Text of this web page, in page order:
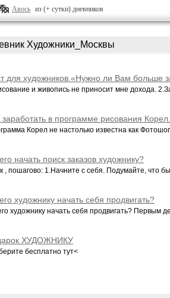
Авось из (+ сутки) дневников
Художники_Москвы
для художников.«Нужно ли Вам больше
и живопись не приносит мне дохода.
заработать в программе рисования Корел.
Корел не настолько известна как
начать поиск заказов художнику?
, пошагово: 1.Начните с себя. Подумайте, что
художнику начать себя продвигать?
художнику начать себя продвигать? Первым
ХУДОЖНИКУ
бесплатно тут<